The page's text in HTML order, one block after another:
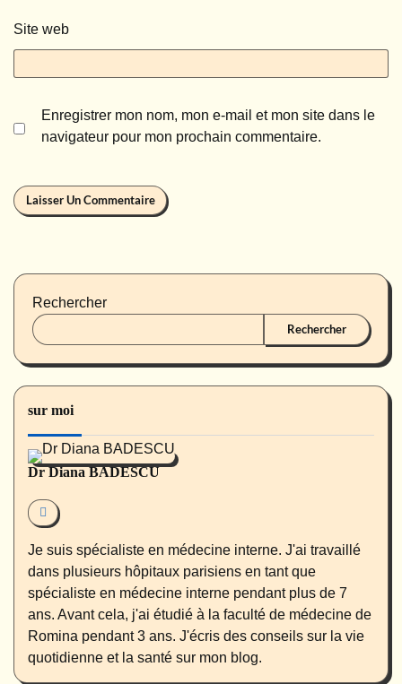
Site web
Enregistrer mon nom, mon e-mail et mon site dans le
navigateur pour mon prochain commentaire.
Rechercher
Rechercher
sur moi
Dr Diana BADESCU
Je suis spécialiste en médecine interne. J'ai travaillé
dans plusieurs hôpitaux parisiens en tant que
spécialiste en médecine interne pendant plus de 7
ans. Avant cela, j'ai étudié à la faculté de médecine de
Romina pendant 3 ans. J'écris des conseils sur la vie
quotidienne et la santé sur mon blog.